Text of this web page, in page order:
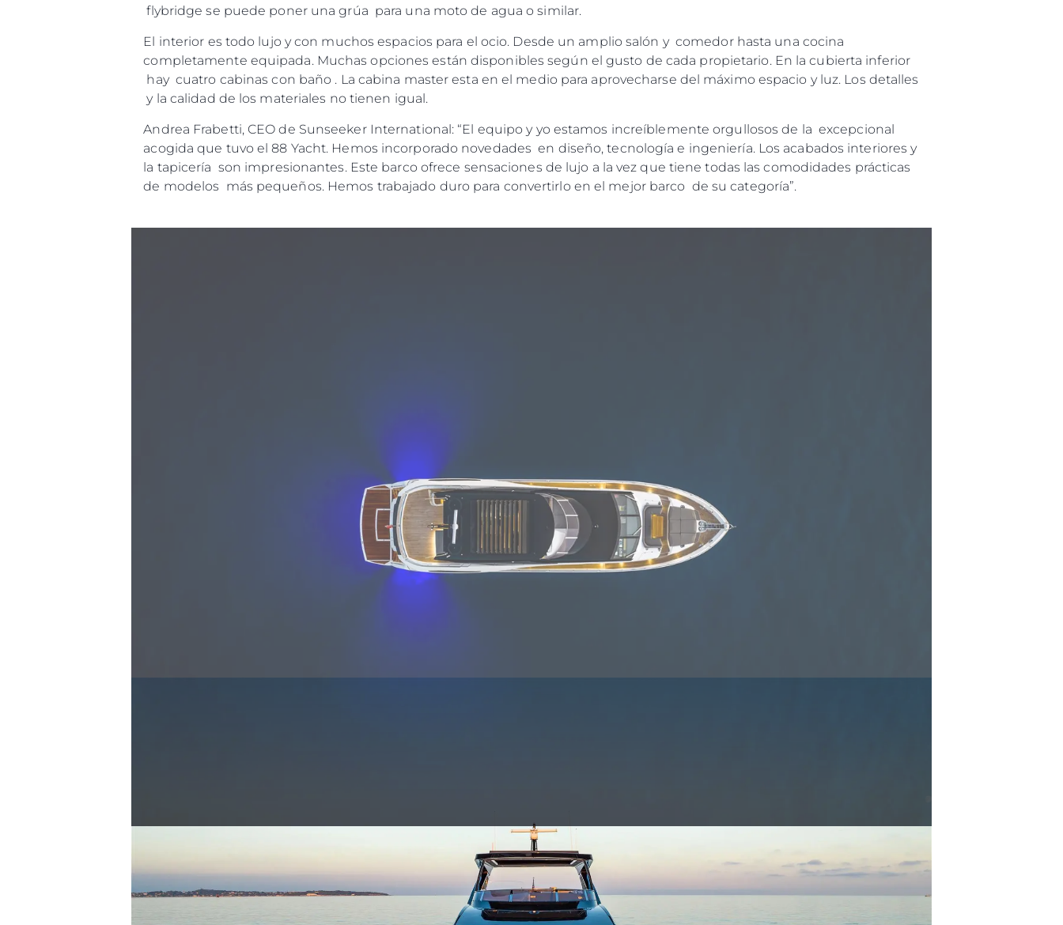
flybridge se puede poner una grúa para una moto de agua o similar.
El interior es todo lujo y con muchos espacios para el ocio. Desde un amplio salón y comedor hasta una cocina
completamente equipada. Muchas opciones están disponibles según el gusto de cada propietario. En la cubierta inferior
hay cuatro cabinas con baño . La cabina master esta en el medio para aprovecharse del máximo espacio y luz. Los detalles
y la calidad de los materiales no tienen igual.
Andrea Frabetti, CEO de Sunseeker International: “El equipo y yo estamos increíblemente orgullosos de la excepcional
acogida que tuvo el 88 Yacht. Hemos incorporado novedades en diseño, tecnología e ingeniería. Los acabados interiores y
la tapicería son impresionantes. Este barco ofrece sensaciones de lujo a la vez que tiene todas las comodidades prácticas
de modelos más pequeños. Hemos trabajado duro para convertirlo en el mejor barco de su categoría”.
Preferencias De Cookies
POLÍTICA DE PRIVACIDAD
DECLARACIÓN EN CONTRA
DE LA ESCLAVITUD
MODERNA
TERMINOS Y CONDICIONES
POLÍTICA DE COOKIES
Charter
Noticias
Eventos